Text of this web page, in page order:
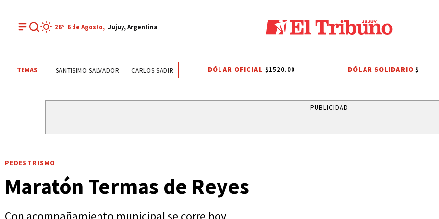
26° 6 de Agosto, Jujuy, Argentina
TEMAS SANTISIMO SALVADOR CARLOS SADIR ALTO COMEDERO PREMIOS SAN SALVADOR LEY DE PROPIEDAD PRIVADA LEY DE
DÓLAR OFICIAL $1520.00 DÓLAR SOLIDARIO$
PUBLICIDAD
PEDESTRISMO
Maratón Termas de Reyes
Con acompañamiento municipal se corre hoy.